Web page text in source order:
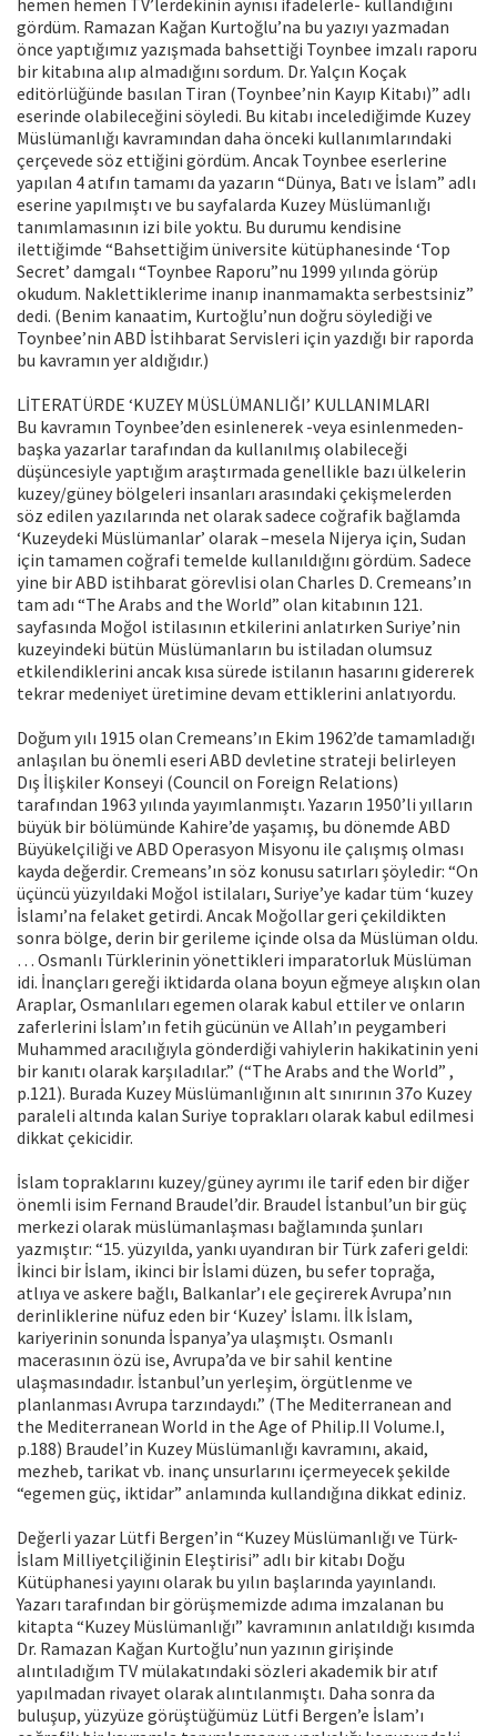
hemen hemen TV’lerdekinin aynısı ifadelerle- kullandığını
gördüm. Ramazan Kağan Kurtoğlu’na bu yazıyı yazmadan
önce yaptığımız yazışmada bahsettiği Toynbee imzalı raporu
bir kitabına alıp almadığını sordum. Dr. Yalçın Koçak
editörlüğünde basılan Tiran (Toynbee’nin Kayıp Kitabı)” adlı
eserinde olabileceğini söyledi. Bu kitabı incelediğimde Kuzey
Müslümanlığı kavramından daha önceki kullanımlarındaki
çerçevede söz ettiğini gördüm. Ancak Toynbee eserlerine
yapılan 4 atıfın tamamı da yazarın “Dünya, Batı ve İslam” adlı
eserine yapılmıştı ve bu sayfalarda Kuzey Müslümanlığı
tanımlamasının izi bile yoktu. Bu durumu kendisine
ilettiğimde “Bahsettiğim üniversite kütüphanesinde ‘Top
Secret’ damgalı “Toynbee Raporu”nu 1999 yılında görüp
okudum. Naklettiklerime inanıp inanmamakta serbestsiniz”
dedi. (Benim kanaatim, Kurtoğlu’nun doğru söylediği ve
Toynbee’nin ABD İstihbarat Servisleri için yazdığı bir raporda
bu kavramın yer aldığıdır.)
LİTERATÜRDE ‘KUZEY MÜSLÜMANLIĞI’ KULLANIMLARI
Bu kavramın Toynbee’den esinlenerek -veya esinlenmeden-
başka yazarlar tarafından da kullanılmış olabileceği
düşüncesiyle yaptığım araştırmada genellikle bazı ülkelerin
kuzey/güney bölgeleri insanları arasındaki çekişmelerden
söz edilen yazılarında net olarak sadece coğrafik bağlamda
‘Kuzeydeki Müslümanlar’ olarak –mesela Nijerya için, Sudan
için tamamen coğrafi temelde kullanıldığını gördüm. Sadece
yine bir ABD istihbarat görevlisi olan Charles D. Cremeans’ın
tam adı “The Arabs and the World” olan kitabının 121.
sayfasında Moğol istilasının etkilerini anlatırken Suriye’nin
kuzeyindeki bütün Müslümanların bu istiladan olumsuz
etkilendiklerini ancak kısa sürede istilanın hasarını gidererek
tekrar medeniyet üretimine devam ettiklerini anlatıyordu.
Doğum yılı 1915 olan Cremeans’ın Ekim 1962’de tamamladığı
anlaşılan bu önemli eseri ABD devletine strateji belirleyen
Dış İlişkiler Konseyi (Council on Foreign Relations)
tarafından 1963 yılında yayımlanmıştı. Yazarın 1950’li yılların
büyük bir bölümünde Kahire’de yaşamış, bu dönemde ABD
Büyükelçiliği ve ABD Operasyon Misyonu ile çalışmış olması
kayda değerdir. Cremeans’ın söz konusu satırları şöyledir: “On
üçüncü yüzyıldaki Moğol istilaları, Suriye’ye kadar tüm ‘kuzey
İslamı’na felaket getirdi. Ancak Moğollar geri çekildikten
sonra bölge, derin bir gerileme içinde olsa da Müslüman oldu.
… Osmanlı Türklerinin yönettikleri imparatorluk Müslüman
idi. İnançları gereği iktidarda olana boyun eğmeye alışkın olan
Araplar, Osmanlıları egemen olarak kabul ettiler ve onların
zaferlerini İslam’ın fetih gücünün ve Allah’ın peygamberi
Muhammed aracılığıyla gönderdiği vahiylerin hakikatinin yeni
bir kanıtı olarak karşıladılar.” (“The Arabs and the World” ,
p.121). Burada Kuzey Müslümanlığının alt sınırının 37o Kuzey
paraleli altında kalan Suriye toprakları olarak kabul edilmesi
dikkat çekicidir.
İslam topraklarını kuzey/güney ayrımı ile tarif eden bir diğer
önemli isim Fernand Braudel’dir. Braudel İstanbul’un bir güç
merkezi olarak müslümanlaşması bağlamında şunları
yazmıştır: “15. yüzyılda, yankı uyandıran bir Türk zaferi geldi:
İkinci bir İslam, ikinci bir İslami düzen, bu sefer toprağa,
atlıya ve askere bağlı, Balkanlar’ı ele geçirerek Avrupa’nın
derinliklerine nüfuz eden bir ‘Kuzey’ İslamı. İlk İslam,
kariyerinin sonunda İspanya’ya ulaşmıştı. Osmanlı
macerasının özü ise, Avrupa’da ve bir sahil kentine
ulaşmasındadır. İstanbul’un yerleşim, örgütlenme ve
planlanması Avrupa tarzındaydı.” (The Mediterranean and
the Mediterranean World in the Age of Philip.II Volume.I,
p.188) Braudel’in Kuzey Müslümanlığı kavramını, akaid,
mezheb, tarikat vb. inanç unsurlarını içermeyecek şekilde
“egemen güç, iktidar” anlamında kullandığına dikkat ediniz.
Değerli yazar Lütfi Bergen’in “Kuzey Müslümanlığı ve Türk-
İslam Milliyetçiliğinin Eleştirisi” adlı bir kitabı Doğu
Kütüphanesi yayını olarak bu yılın başlarında yayınlandı.
Yazarı tarafından bir görüşmemizde adıma imzalanan bu
kitapta “Kuzey Müslümanlığı” kavramının anlatıldığı kısımda
Dr. Ramazan Kağan Kurtoğlu’nun yazının girişinde
alıntıladığım TV mülakatındaki sözleri akademik bir atıf
yapılmadan rivayet olarak alıntılanmıştı. Daha sonra da
buluşup, yüzyüze görüştüğümüz Lütfi Bergen’e İslam’ı